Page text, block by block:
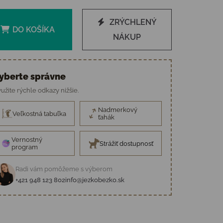
DO KOŠÍKA
ZRÝCHLENÝ
NÁKUP
správne
rýchle odkazy nižšie.
Veľkostná tabuľka
Nadmerkový
ťahák
Vernostný
program
Strážiť dostupnosť
Radi vám pomôžeme s výberom
+421 948 123 802info@jezkobezko.sk